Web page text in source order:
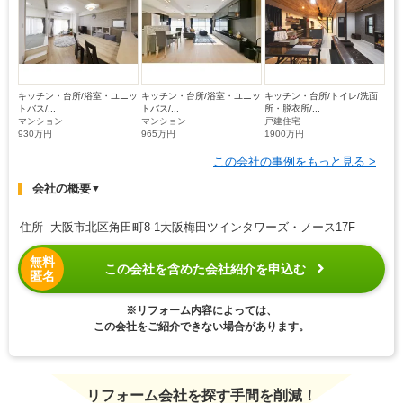
キッチン・台所/浴室・ユニッ
トバス/...
マンション
930万円
キッチン・台所/浴室・ユニッ
トバス/...
マンション
965万円
キッチン・台所/トイレ/洗面
所・脱衣所/...
戸建住宅
1900万円
この会社の事例をもっと見る >
会社の概要▼
住所 大阪市北区角田町8-1大阪梅田ツインタワーズ・ノース17F
無料
匿名
この会社を含めた会社紹介を申込む
※リフォーム内容によっては、
この会社をご紹介できない場合があります。
リフォーム会社を探す手間を削減！